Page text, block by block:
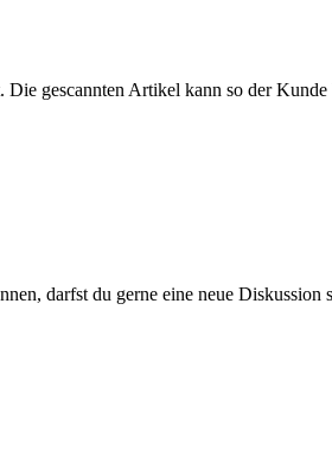
gescannten Artikel kann so der Kunde
darfst du gerne eine neue Diskussion